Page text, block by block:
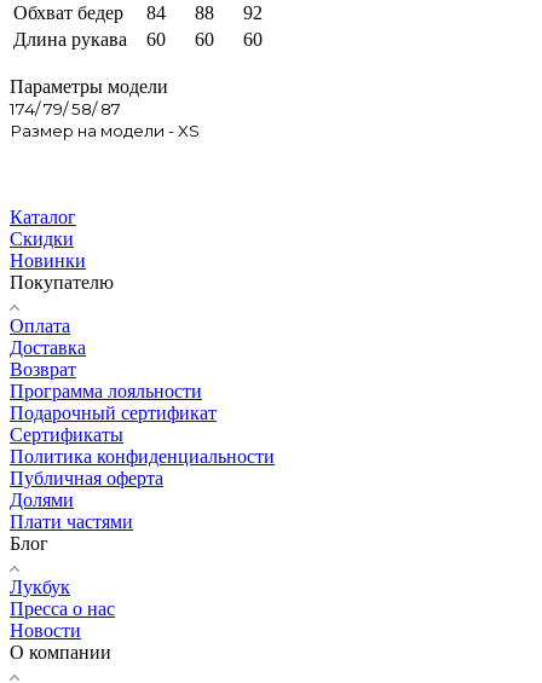
Обхват бедер
84 88
92
Длина рукава
60 60 60
Параметры модели
174/ 79/ 58/ 87
Размер на модели - XS
Каталог
Скидки
Новинки
Покупателю
Оплата
Доставка
Возврат
Программа лояльности
Подарочный сертификат
Сертификаты
Политика конфиденциальности
Публичная оферта
Долями
Плати частями
Блог
Лукбук
Пресса о нас
Новости
О компании